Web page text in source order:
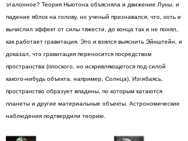
эталонное? Теория Ньютона объясняла и движение Луны, и
падение яблок на голову, но ученый признавался, что, хоть и
вычислил эффект от силы тяжести, до конца так и не понял,
как работает гравитация. Это и взялся выяснить Эйнштейн, и
доказал, что гравитация переносится посредством
пространства (плоского, но искривляющегося под силой
какого-нибудь объекта, например, Солнца). Изгибаясь,
пространство образует впадины, по которым катаются
планеты и другие материальные объекты. Астрономические
наблюдения подтвердили теорию.